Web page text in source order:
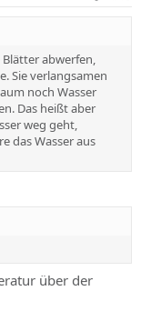
abwerfen,
Sie verlangsamen
noch Wasser
Das heißt aber
weg geht,
das Wasser aus
über der